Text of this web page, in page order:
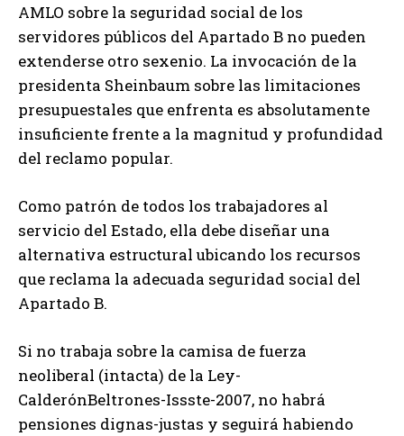
AMLO sobre la seguridad social de los
servidores públicos del Apartado B no pueden
extenderse otro sexenio. La invocación de la
presidenta Sheinbaum sobre las limitaciones
presupuestales que enfrenta es absolutamente
insuficiente frente a la magnitud y profundidad
del reclamo popular.
Como patrón de todos los trabajadores al
servicio del Estado, ella debe diseñar una
alternativa estructural ubicando los recursos
que reclama la adecuada seguridad social del
Apartado B.
Si no trabaja sobre la camisa de fuerza
neoliberal (intacta) de la Ley-
CalderónBeltrones-Issste-2007, no habrá
pensiones dignas-justas y seguirá habiendo